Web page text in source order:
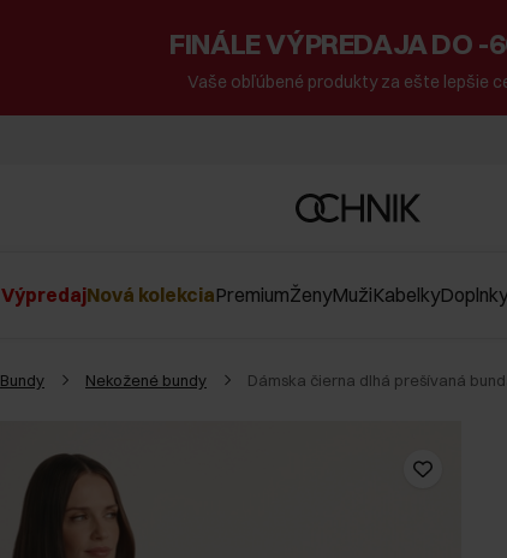
FINÁLE VÝPREDAJA DO -
Vaše obľúbené produkty za ešte lepšie
VýpredajNová kolekciaPremiumŽenyMužiKabelky
Bundy Nekožené bundy Dámska čierna dlhá prešívaná